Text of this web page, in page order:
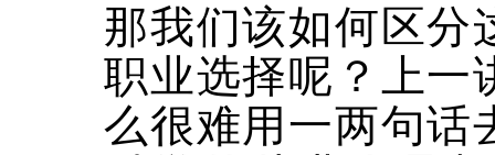
那我们该如何区分
职业选择呢？上一
么很难用一两句话